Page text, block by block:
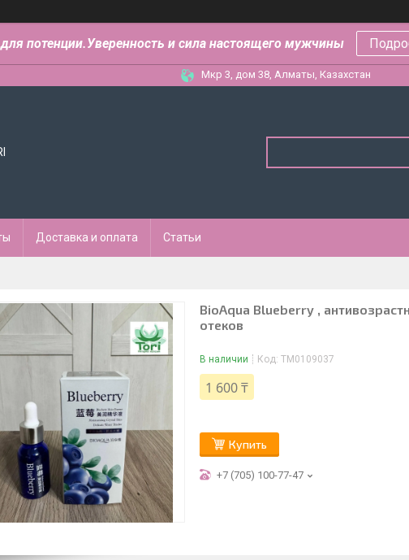
потенции.Уверенность и сила настоящего мужчины
Мкр 3, дом 38, Алматы, Казахстан
Доставка и оплата Статьи
BioAqua Blueberry ,
отеков
В наличии Код: ТМ0109037
1 600 ₸
Купить
+7 (705) 100-77-47